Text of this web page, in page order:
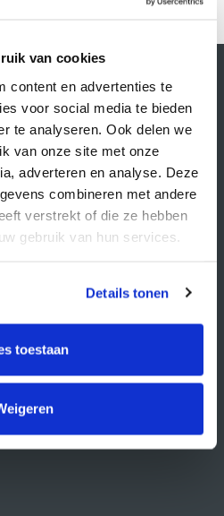
van cookies
content en advertenties te
voor social media te bieden
te analyseren. Ook delen we
van onze site met onze
adverteren en analyse. Deze
combineren met andere
verstrekt of die ze hebben
gebruik van hun services.
Details tonen
toestaan